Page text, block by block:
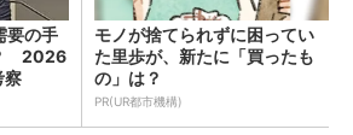
要の手
2026
察
モノが捨てられずに困ってい
た里歩が、新たに「買ったも
の」は？
PR(UR都市機構)